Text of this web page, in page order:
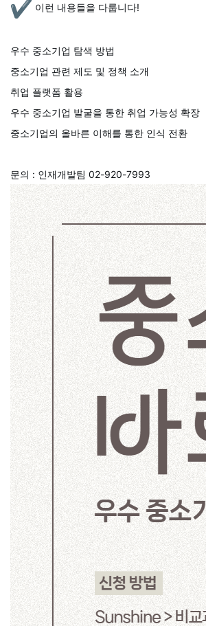
이런 내용들을 다룹니다!
우수 중소기업 탐색 방법
중소기업 관련 제도 및 정책 소개
취업 플랫폼 활용
우수 중소기업 발굴을 통한 취업 가능성 확장
중소기업의 올바른 이해를 통한 인식 전환
문의 : 인재개발팀 02-920-7993